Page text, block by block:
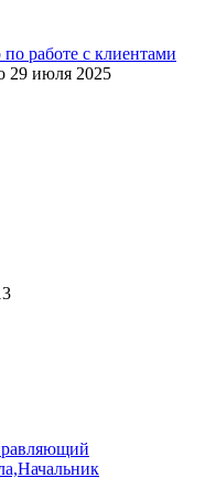
работе с клиентами
29 июля 2025